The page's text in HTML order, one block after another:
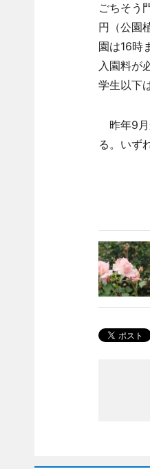
ごちそう
円（公園
園は16時
入園料が
学生以下
昨年9月
る。いず